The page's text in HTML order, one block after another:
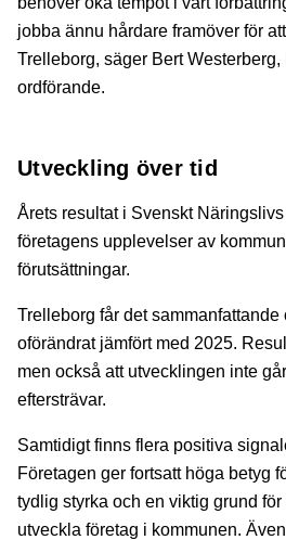
jobba ännu hårdare framöver för
Trelleborg, säger Bert
ordförande.
Utveckling över tid
Årets resultat i Svenskt
företagens upplevelser av
förutsättningar.
Trelleborg får det
oförändrat jämfört med 2025.
men också att utvecklingen inte
eftersträvar.
Samtidigt finns flera positiva
Företagen ger fortsatt höga betyg
tydlig styrka och en viktig grund
utveckla företag i kommunen.